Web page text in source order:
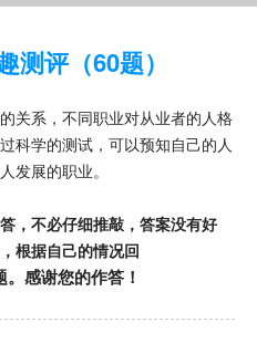
测评（60题）
关系，不同职业对从业者的人格
科学的测试，可以预知自己的人
发展的职业。
，不必仔细推敲，答案没有好
根据自己的情况回
感谢您的作答！